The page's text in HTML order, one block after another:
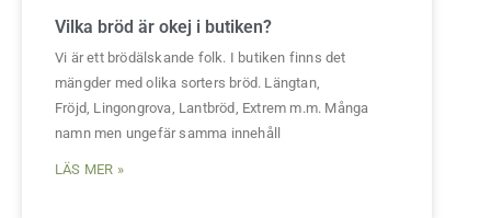
Vilka bröd är okej i butiken?
Vi är ett brödälskande folk. I butiken finns det
mängder med olika sorters bröd. Längtan,
Fröjd, Lingongrova, Lantbröd, Extrem m.m. Många
namn men ungefär samma innehåll
LÄS MER »